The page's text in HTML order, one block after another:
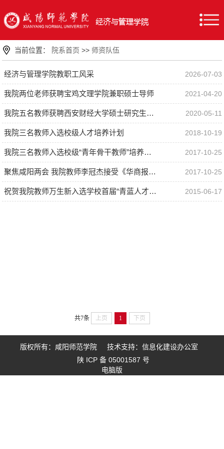
当前位置： 院系首页 >> 师资队伍
2026-07-03
经济与管理学院教职工风采
2021-04-20
我院两位老师获聘宝鸡文理学院兼职硕士导师
2020-05-11
我院五名教师获聘西安财经大学硕士研究生兼职指导教师
2018-10-19
我院三名教师入选校级人才培养计划
2017-10-25
我院三名教师入选校级“青年骨干教师”培养计划
2017-10-25
聚焦咸阳两会 我院教师李冠杰接受《华商报》记者采访
2015-06-17
祝贺我院教师万生新入选学校首届“青蓝人才”计划
共7条 上页 1 下页
版权所有：咸阳师范学院 技术支持：信息化建设办公室
陕 ICP 备 05001587 号
电脑版